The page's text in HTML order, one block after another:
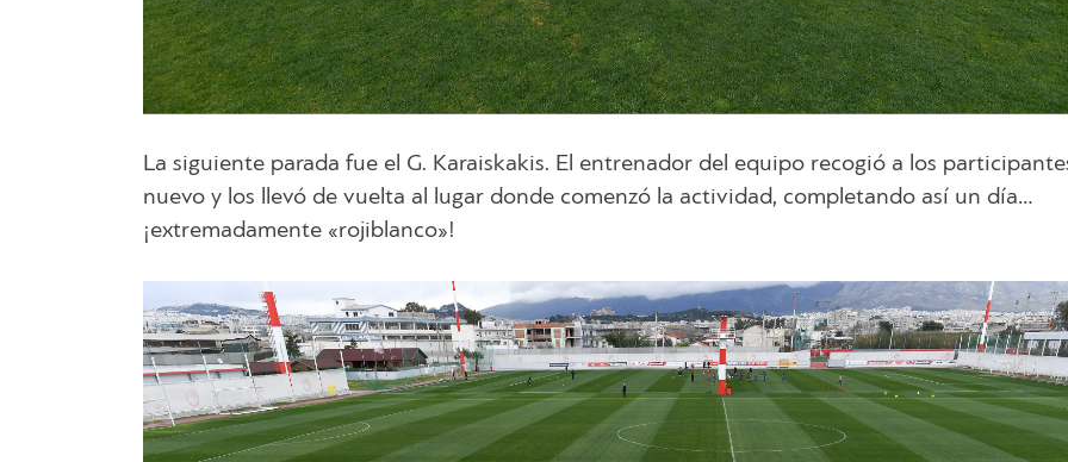
La siguiente parada fue el G. Karaiskakis. El entrenador del equipo recogió a los
nuevo y los llevó de vuelta al lugar donde comenzó la actividad, completando así un día…
¡extremadamente «rojiblanco»!